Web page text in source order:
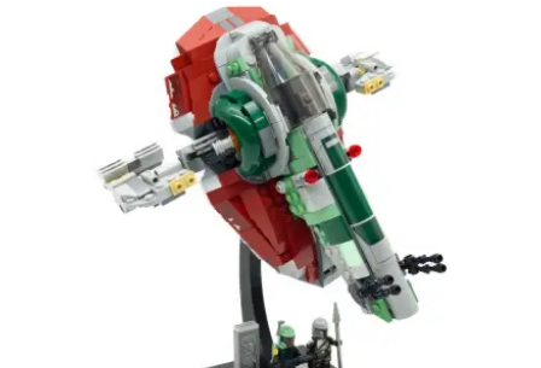
na
stronie
produktu